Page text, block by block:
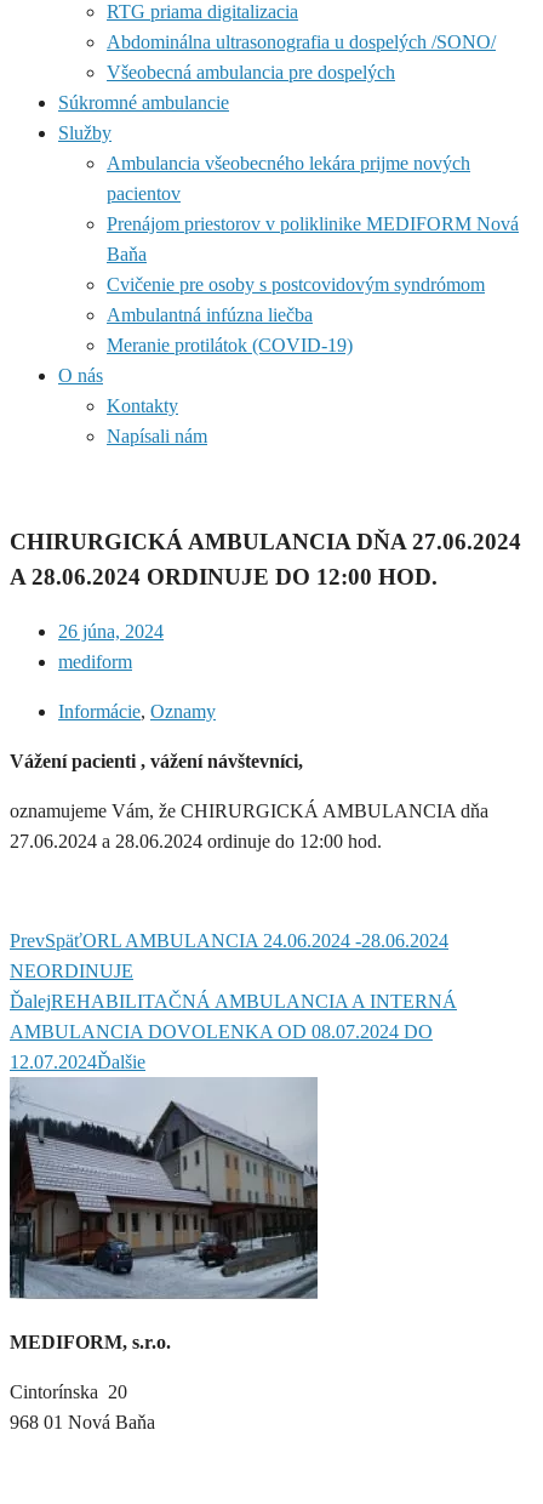
RTG priama digitalizacia
Abdominálna ultrasonografia u dospelých /SONO/
Všeobecná ambulancia pre dospelých
Súkromné ambulancie
Služby
Ambulancia všeobecného lekára prijme nových
pacientov
Prenájom priestorov v poliklinike MEDIFORM Nová
Baňa
Cvičenie pre osoby s postcovidovým syndrómom
Ambulantná infúzna liečba
Meranie protilátok (COVID-19)
O nás
Kontakty
Napísali nám
CHIRURGICKÁ AMBULANCIA DŇA 27.06.2024
A 28.06.2024 ORDINUJE DO 12:00 HOD.
26 júna, 2024
mediform
Informácie, Oznamy
Vážení pacienti , vážení návštevníci,
oznamujeme Vám, že CHIRURGICKÁ AMBULANCIA dňa
27.06.2024 a 28.06.2024 ordinuje do 12:00 hod.
PrevSpäťORL AMBULANCIA 24.06.2024 -28.06.2024
NEORDINUJE
ĎalejREHABILITAČNÁ AMBULANCIA A INTERNÁ
AMBULANCIA DOVOLENKA OD 08.07.2024 DO
12.07.2024Ďalšie
MEDIFORM, s.r.o.
Cintorínska 20
968 01 Nová Baňa